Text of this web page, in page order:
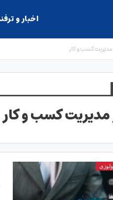
اخبار و
مدیریت کسب و کار
مدیریت کسب و کار